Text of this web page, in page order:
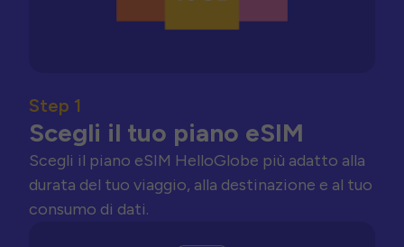
Step 1
Scegli il tuo piano eSIM
Scegli il piano eSIM HelloGlobe più adatto alla
durata del tuo viaggio, alla destinazione e al tuo
consumo di dati.